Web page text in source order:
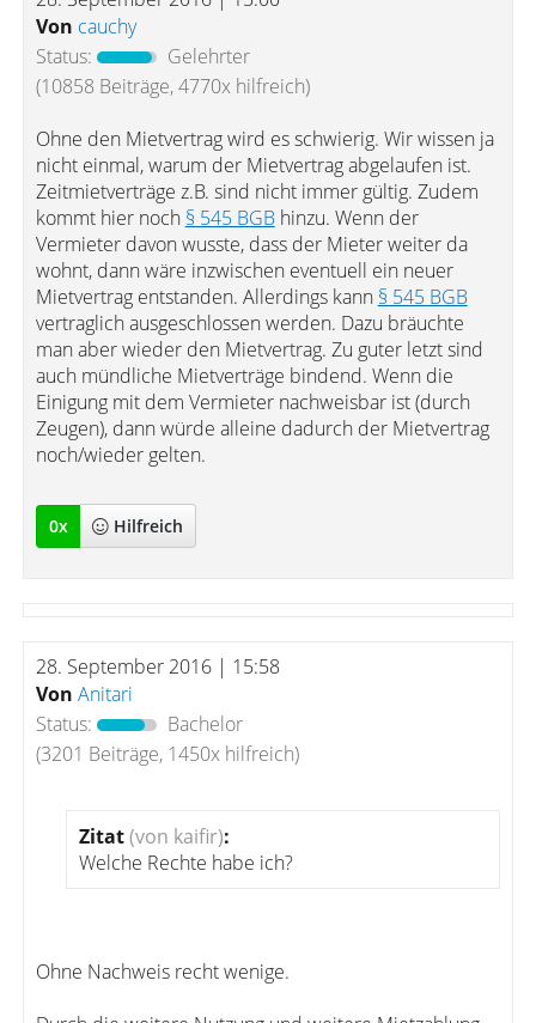
Von cauchy
Status:
Gelehrter
(10858 Beiträge, 4770x hilfreich)
Ohne den Mietvertrag wird es schwierig. Wir wissen ja
nicht einmal, warum der Mietvertrag abgelaufen ist.
Zeitmietverträge z.B. sind nicht immer gültig. Zudem
kommt hier noch § 545 BGBhinzu. Wenn der
Vermieter davon wusste, dass der Mieter weiter da
wohnt, dann wäre inzwischen eventuell ein neuer
Mietvertrag entstanden. Allerdings kann § 545 BGB
vertraglich ausgeschlossen werden. Dazu bräuchte
man aber wieder den Mietvertrag. Zu guter letzt sind
auch mündliche Mietverträge bindend. Wenn die
Einigung mit dem Vermieter nachweisbar ist (durch
Zeugen), dann würde alleine dadurch der Mietvertrag
noch/wieder gelten.
0x Hilfreich
28. September 2016 | 15:58
Von Anitari
Status:
Bachelor
(3201 Beiträge, 1450x hilfreich)
Zitat(von kaifir):
Welche Rechte habe ich?
Ohne Nachweis recht wenige.